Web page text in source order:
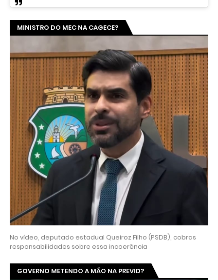
MINISTRO DO MEC NA CAGECE?
No vídeo, deputado estadual Queiroz Filho (PSDB), cobras
responsabilidades sobre essa incoerência
GOVERNO METENDO A MÃO NA PREVID?